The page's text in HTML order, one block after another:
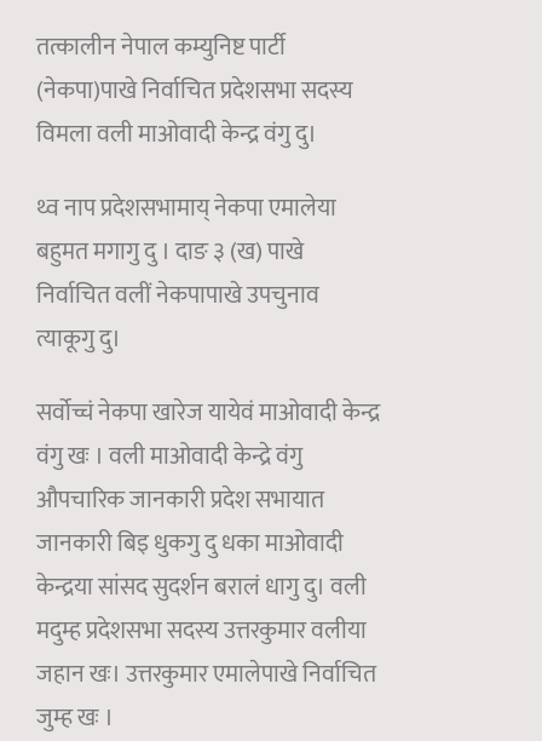
तत्कालीन नेपाल कम्युनिष्ट पार्टी
(नेकपा)पाखे निर्वाचित प्रदेशसभा सदस्य
विमला वली माओवादी केन्द्र वंगु दु।
थ्व नाप प्रदेशसभामाय् नेकपा एमालेया
बहुमत मगागु दु । दाङ ३ (ख) पाखे
निर्वाचित वलीं नेकपापाखे उपचुनाव
त्याकूगु दु।
सर्वोच्चं नेकपा खारेज यायेवं माओवादी केन्द्र
वंगु खः । वली माओवादी केन्द्रे वंगु
औपचारिक जानकारी प्रदेश सभायात
जानकारी बिइ धुकगु दु धका माओवादी
केन्द्रया सांसद सुदर्शन बरालं धागु दु। वली
मदुम्ह प्रदेशसभा सदस्य उत्तरकुमार वलीया
जहान खः। उत्तरकुमार एमालेपाखे निर्वाचित
जुम्ह खः ।